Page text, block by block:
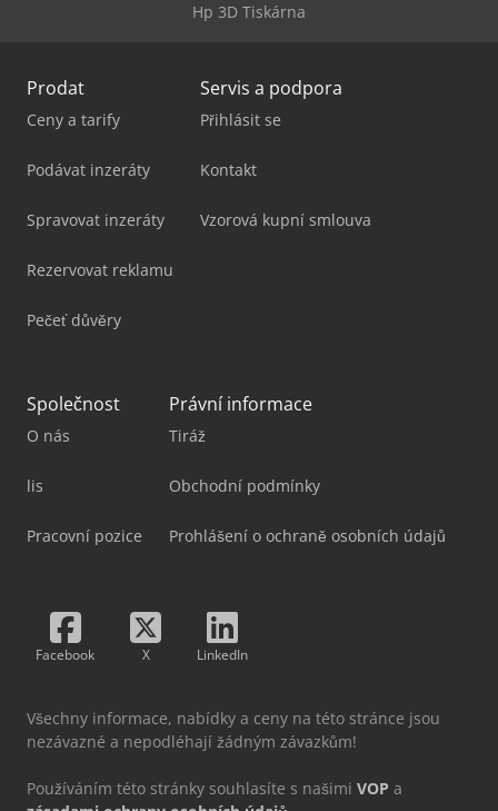
Hp 3D Tiskárna
Prodat
Ceny a tarify
Podávat inzeráty
Spravovat inzeráty
Rezervovat reklamu
Pečeť důvěry
Servis a podpora
Přihlásit se
Kontakt
Vzorová kupní smlouva
Společnost
O nás
lis
Pracovní pozice
Právní informace
Tiráž
Obchodní podmínky
Prohlášení o ochraně osobních údajů
Facebook X LinkedIn
Všechny informace, nabídky a ceny na této stránce jsou
nezávazné a nepodléhají žádným závazkům!
Používáním této stránky souhlasíte s našimi VOP a